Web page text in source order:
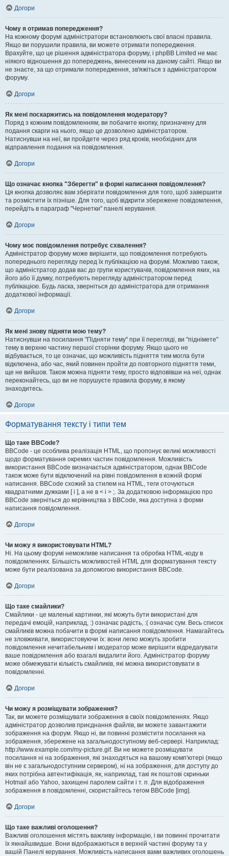
Догори
Чому я отримав попередження?
На кожному форумі адміністратори встановлюють свої власні правила.
Якщо ви порушили правила, ви можете отримати попередження.
Врахуйте, що це рішення адміністратора форуму, і phpBB Limited не має
ніякого відношення до попереджень, винесеним на даному сайті. Якщо ви
не знаєте, за що отримали попередження, зв'яжіться з адміністратором
форуму.
Догори
Як мені поскаржитись на повідомлення модератору?
Поряд з кожним повідомленням, ви побачите кнопку, призначену для
подання скарги на нього, якщо це дозволено адміністратором.
Натиснувши на неї, ви пройдете через ряд кроків, необхідних для
відправлення подання на повідомлення.
Догори
Що означає кнопка "Зберегти" в формі написання повідомлення?
Ця кнопка дозволяє вам зберігати повідомлення для того, щоб завершити
та розмістити їх пізніше. Для того, щоб відкрити збережене повідомлення,
перейдіть в параграф "Чернетки" панелі керування.
Догори
Чому моє повідомлення потребує схвалення?
Адміністратор форуму може вирішити, що повідомлення потребують
попереднього перегляду перед їх публікацією на форумі. Можливо також,
що адміністратор додав вас до групи користувачів, повідомлення яких, на
його або її думку, потребують перегляду адміністратором перед
публікацією. Будь ласка, зверніться до адміністратора для отримання
додаткової інформації.
Догори
Як мені знову підняти мою тему?
Натиснувши на посилання "Підняти тему" при її перегляді, ви "піднімете"
тему в верхню частину першої сторінки форуму. Якщо цього не
відбувається, то це означає, що можливість підняття тим могла бути
відключена, або час, який повинен пройти до повторного підняття теми,
ще не вийшов. Також можна підняти тему, просто відповівши на неї, однак
переконайтесь, що ви не порушуєте правила форуму, в якому
знаходитесь.
Догори
Форматування тексту і типи тем
Що таке BBCode?
BBCode - це особлива реалізація HTML, що пропонує великі можливості
щодо форматування окремих частин повідомлення. Можливість
використання BBCode визначається адміністратором, однак BBCode
також може бути відключений на рівні повідомлення в кожній формі
написання. BBCode схожий за стилем на HTML, теги оточуються
квадратними дужками [ і ], а не в < і > ;. За додатковою інформацією про
BBCode зверніться до керівництва з BBCode, яка доступна з форми
написання повідомлення.
Догори
Чи можу я використовувати HTML?
Ні. На цьому форумі неможливе написання та обробка HTML-коду в
повідомленнях. Більшість можливостей HTML для форматування тексту
може бути реалізована за допомогою використання BBCode.
Догори
Що таке смайлики?
Смайлики - це маленькі картинки, які можуть бути використані для
передачі емоцій, наприклад, :) означає радість, :( означає сум. Весь список
смайликів можна побачити в формі написання повідомлення. Намагайтесь
не зловживати, використовуючи їх: вони легко можуть зробити
повідомлення нечитабельним і модератор може вирішити відредагувати
ваше повідомлення або взагалі видалити його. Адміністратор форуму
може обмежувати кількість смайликів, які можна використовувати в
повідомленні.
Догори
Чи можу я розміщувати зображення?
Так, ви можете розміщувати зображення в своїх повідомленнях. Якщо
адміністратор дозволив приєднання файлів, ви можете завантажити
зображення на форум. Якщо ні, ви повинні розмістити посилання на
зображення, збережене на загальнодоступному веб-сервері. Наприклад:
http://www.example.com/my-picture.gif. Ви не можете розміщувати
посилання ні на зображення, які знаходяться на вашому комп'ютері (якщо
він не є загальнодоступним сервером), ні на зображення, для доступу до
яких потрібна автентифікація, як, наприклад, такі як поштові скриньки
Hotmail або Yahoo, захищені паролем сайти і т. п. Для відображення
зображення в повідомленні, скористайтесь тегом BBCode [img].
Догори
Що таке важливі оголошення?
Важливі оголошення містять важливу інформацію, і ви повинні прочитати
їх якнайшвидше. Вони відображаються в верхній частині форуму та у
вашій Панелі керування. Можливість написання вами важливих оголошень